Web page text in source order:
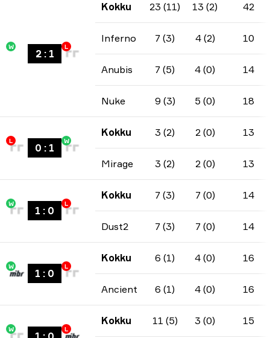
W
2: 1
L
Kokku 23 (11) 13 (2) 42
Inferno 7 (3) 4 (2) 10
Anubis 7 (5) 4 (0) 14
Nuke 9 (3) 5 (0) 18
L
0 : 1
W
Kokku 3 (2) 2 (0) 13
Mirage 3 (2) 2 (0) 13
W
1 : 0
L
Kokku 7 (3) 7 (0) 14
Dust2 7 (3) 7 (0) 14
W
1 : 0
L
Kokku 6 (1) 4 (0) 16
Ancient 6 (1) 4 (0) 16
W L
Kokku 11 (5) 3 (0) 15